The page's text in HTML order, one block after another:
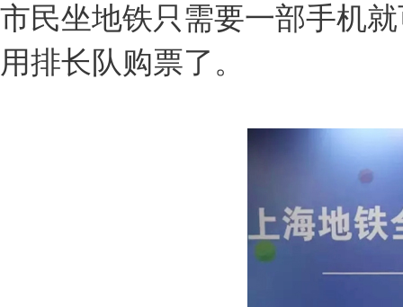
市民坐地铁只需要一部手机
用排长队购票了。